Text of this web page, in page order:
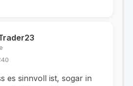
es sinnvoll ist, sogar in